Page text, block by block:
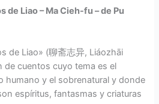
Liao – Ma Cieh-fu – de Pu
de Liao» (聊斋志异, Liáozhāi
de cuentos cuyo tema es el
humano y el sobrenatural y donde
espíritus, fantasmas y criaturas